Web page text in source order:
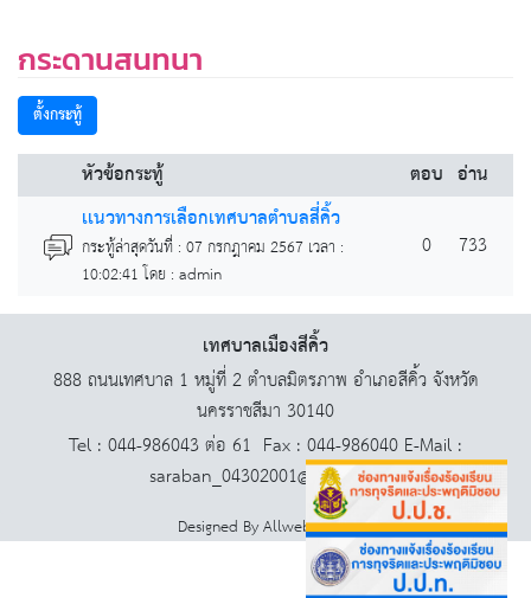
กระดานสนทนา
ตั้งกระทู้
หัวข้อกระทู้ ตอบ อ่าน
เเนวทางการเลือกเทศบาลตำบลสี่คิ้ว
กระทู้ล่าสุดวันที่ : 07 กรกฎาคม 2567 เวลา :
10:02:41 โดย : admin
0 733
เทศบาลเมืองสีคิ้ว
888 ถนนเทศบาล 1 หมู่ที่ 2 ตำบลมิตรภาพ อำเภอสีคิ้ว จังหวัด
นครราชสีมา 30140
Tel : 044-986043 ต่อ 61 Fax : 044-986040 E-Mail :
saraban_04302001@dla.go.th
Designed ByAllwebGroup